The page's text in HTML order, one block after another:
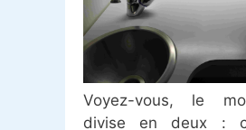
Voyez-vous, le
divise en deux :